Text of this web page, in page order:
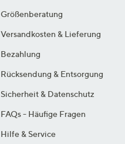
Größenberatung
Versandkosten & Lieferung
Bezahlung
Rücksendung & Entsorgung
Sicherheit & Datenschutz
FAQs - Häufige Fragen
Hilfe & Service